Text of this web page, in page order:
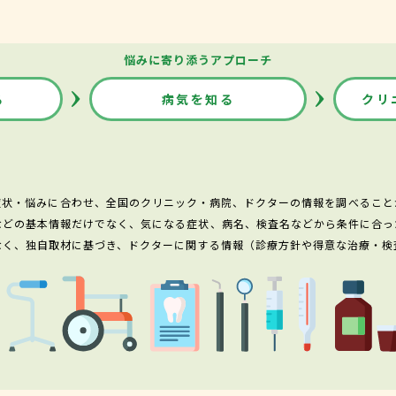
悩みに寄り添うアプローチ
病気を知る クリ
・悩みに合わせ、全国のクリニック・病院、ドクターの情報を調べるこ
の基本情報だけでなく、気になる症状、病名、検査名などから条件に合
、独自取材に基づき、ドクターに関する情報（診療方針や得意な治療・